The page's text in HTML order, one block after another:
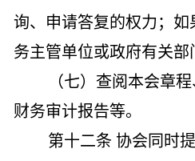
询、申请答复的权力；
务主管单位或政府有关部
（七）查阅本会章
财务审计报告等。
第十二条 协会同时